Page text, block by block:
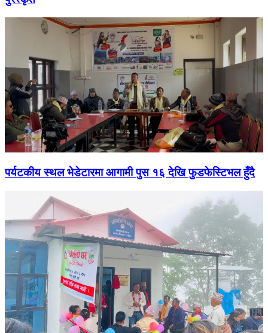
पर्यटकीय स्थल भेडेटारमा आगामी पुस १६ देखि फुडफेस्टिभल हुँदै